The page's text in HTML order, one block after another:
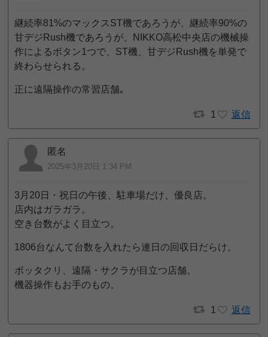
継続率81%のマックスST機であろうが、継続率90%の
甘デジRush機であろうが、NIKKO高松中央店の機械操
作によるボタン1つで、ST機、甘デジRush機を単発で
終わらせられる。
正に遠隔操作の常習店舗｡
1 返信
匿名
2025年3月20日 1:34 PM
3月20日・祝日の午後、駐車場だけ、優良店。
店内はガラガラ。
空き台数がよく目立つ。
1806台なんて台数を入れたら連日の回収日だらけ。
ボッタクリ、遠隔・サクラが目立つ店舗。
機器操作もお手のもの。
1 返信